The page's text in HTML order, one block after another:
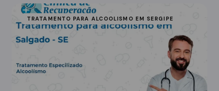
TRATAMENTO PARA ALCOOLISMO EM SERGIPE